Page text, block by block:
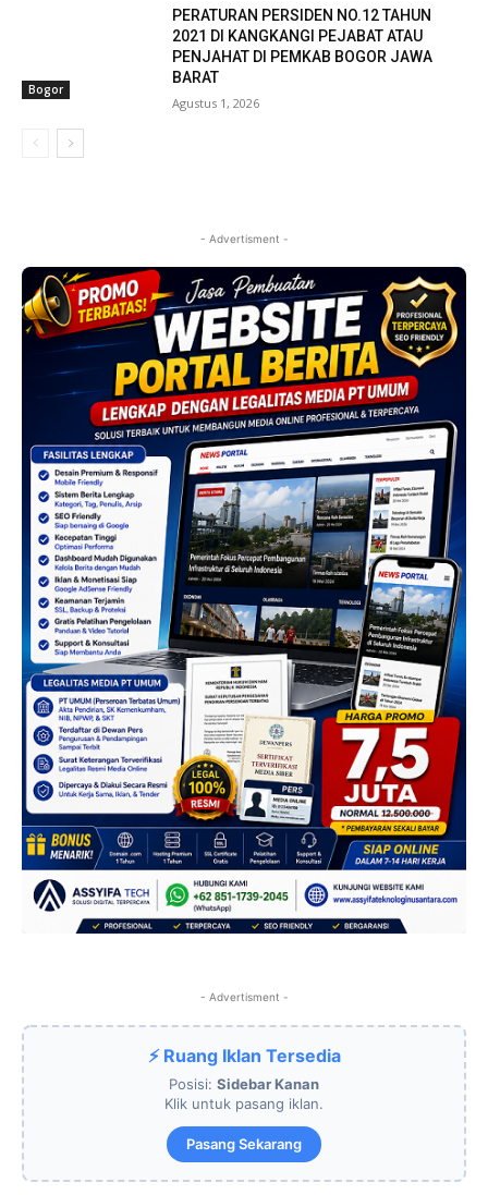
Bogor
PERATURAN PERSIDEN NO.12 TAHUN
2021 DI KANGKANGI PEJABAT ATAU
PENJAHAT DI PEMKAB BOGOR JAWA
BARAT
Agustus 1, 2026
- Advertisment -
- Advertisment -
⚡ Ruang Iklan Tersedia
Posisi: Sidebar Kanan
Klik untuk pasang iklan.
Pasang Sekarang